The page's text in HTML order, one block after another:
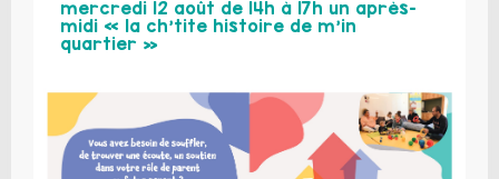
mercredi 12 août de 14h à 17h un après-
midi « la ch’tite histoire de m’in
quartier »